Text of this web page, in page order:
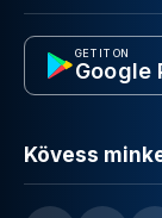
GET IT ON
Google
Kövess